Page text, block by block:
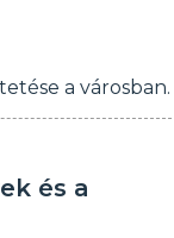
a városban.
és a